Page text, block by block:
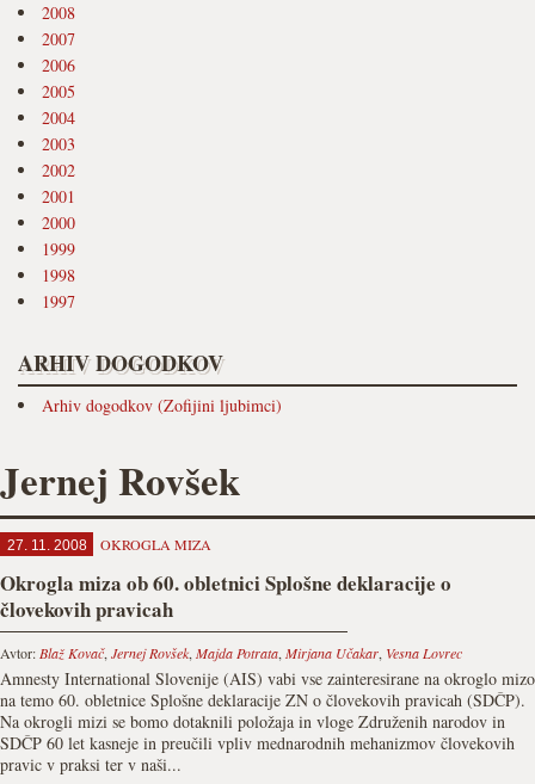
2008
2007
2006
2005
2004
2003
2002
2001
2000
1999
1998
1997
ARHIV DOGODKOV
Arhiv dogodkov (Zofijini ljubimci)
Jernej Rovšek
27. 11. 2008 OKROGLA MIZA
Okrogla miza ob 60. obletnici Splošne deklaracije o
človekovih pravicah
Avtor: Blaž Kovač, Jernej Rovšek, Majda Potrata, Mirjana Učakar, Vesna Lovrec
Amnesty International Slovenije (AIS) vabi vse zainteresirane na okroglo mizo
na temo 60. obletnice Splošne deklaracije ZN o človekovih pravicah (SDČP).
Na okrogli mizi se bomo dotaknili položaja in vloge Združenih narodov in
SDČP 60 let kasneje in preučili vpliv mednarodnih mehanizmov človekovih
pravic v praksi ter v naši...